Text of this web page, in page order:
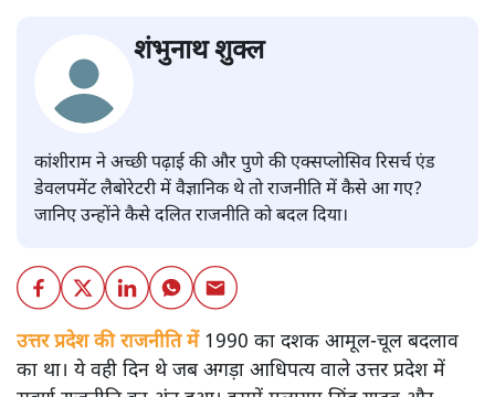
शंभुनाथ शुक्ल
कांशीराम ने अच्छी पढ़ाई की और पुणे की एक्सप्लोसिव रिसर्च एंड
डेवलपमेंट लैबोरेटरी में वैज्ञानिक थे तो राजनीति में कैसे आ गए?
जानिए उन्होंने कैसे दलित राजनीति को बदल दिया।
उत्तर प्रदेश की राजनीति में1990 का दशक आमूल-चूल बदलाव
का था। ये वही दिन थे जब अगड़ा आधिपत्य वाले उत्तर प्रदेश में